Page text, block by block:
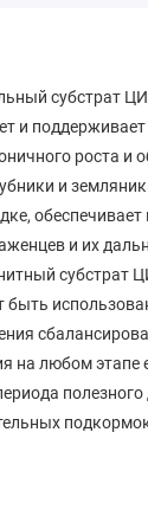
субстрат
и
роста и
и
и их
субстрат
на любом этапе